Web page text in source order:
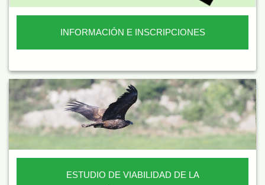
INFORMACIÓN E INSCRIPCIONES
ESTUDIO DE VIABILIDAD DE LA